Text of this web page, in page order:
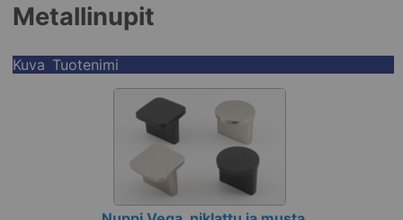
Metallinupit
Kuva Tuotenimi